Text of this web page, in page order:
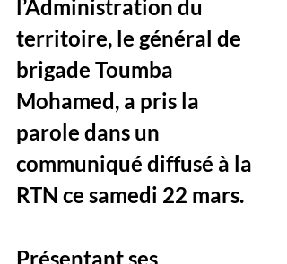
l’Administration du
territoire, le général de
brigade Toumba
Mohamed, a pris la
parole dans un
communiqué diffusé à la
RTN ce samedi 22 mars.
Présentant ses